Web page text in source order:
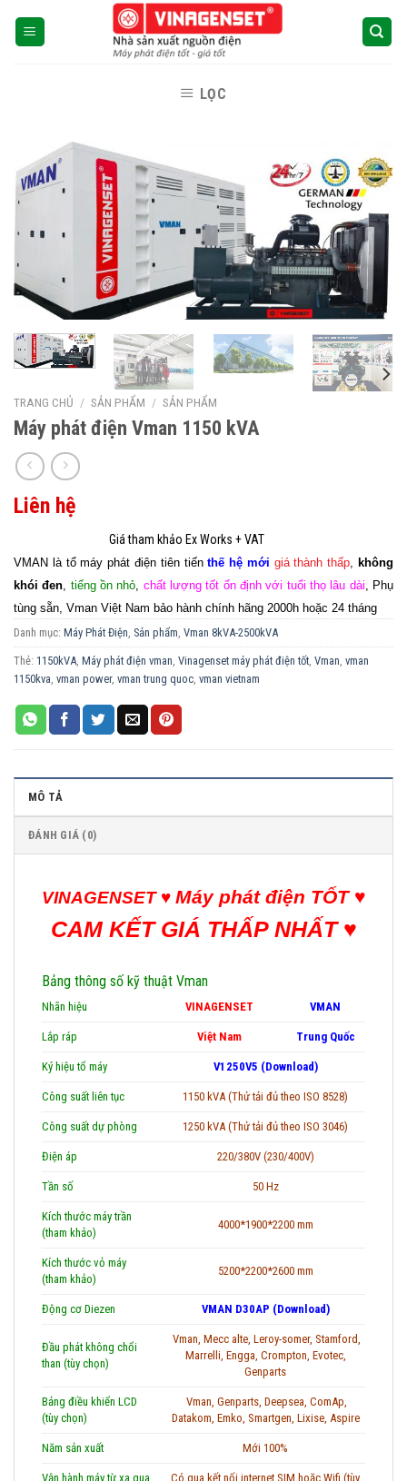
LỌC
TRANG CHỦ / SẢN PHẨM / SẢN PHẨM
Máy phát điện Vman 1150 kVA
Liên hệ
VMAN là tổ máy phát điện tiên tiếnthế hệ mới giá thành thấp, không
khói đen, tiếng ồn nhỏ, chất lượng tốt ổn định với tuổi thọ lâu dài, Phụ
tùng sẵn, Vman Việt Nam bảo hành chính hãng 2000h hoặc 24 tháng
Danh mục: Máy Phát Điện, Sản phẩm, Vman 8kVA-2500kVA
Thẻ: 1150kVA, Máy phát điện vman, Vinagenset máy phát điện tốt, Vman, vman
1150kva, vman power, vman trung quoc, vman vietnam
MÔ TẢ
ĐÁNH GIÁ (0)
VINAGENSET ♥ Máy phát điện TỐT♥
CAM KẾT GIÁ THẤP NHẤT ♥
Bảng thông số kỹ thuật Vman
Nhãn hiệu VINAGENSET VMAN
Lắp ráp Việt Nam Trung Quốc
Ký hiệu tổ máy V1250V5 (Download)
Công suất liên tục 1150 kVA (Thử tải đủ theo ISO 8528)
Công suất dự phòng 1250 kVA (Thử tải đủ theo ISO 3046)
Điện áp 220/380V (230/400V)
Tần số 50 Hz
Kích thước máy trần
(tham khảo)
4000*1900*2200 mm
Kích thước vỏ máy
(tham khảo)
5200*2200*2600 mm
Động cơ Diezen VMAN D30AP (Download)
Đầu phát không chổi
than (tùy chọn)
Vman, Mecc alte, Leroy-somer, Stamford,
Marrelli, Engga, Crompton, Evotec,
Genparts
Bảng điều khiển LCD
(tùy chọn)
Vman, Genparts, Deepsea, ComAp,
Datakom, Emko, Smartgen, Lixise, Aspire
Năm sản xuất Mới 100%
Vận hành máy từ xa qua
Có qua kết nối internet SIM hoặc Wifi (tùy